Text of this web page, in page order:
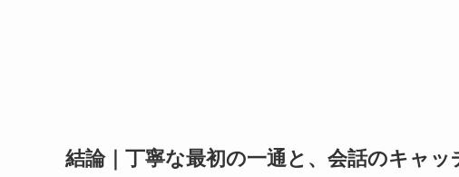
結論｜丁寧な最初の一通と、会話のキャ